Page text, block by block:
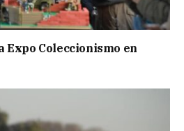
Expo Coleccionismo en